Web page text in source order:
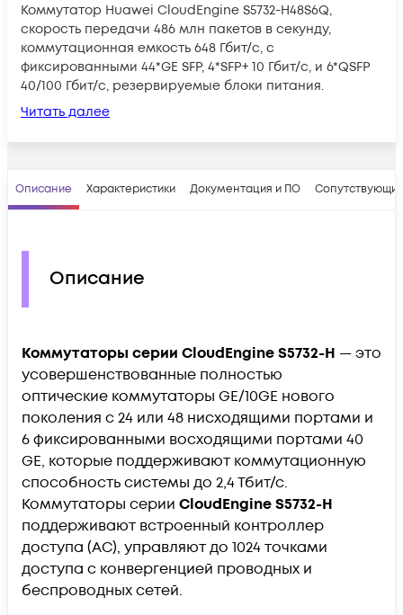
Коммутатор Huawei CloudEngine S5732-H48S6Q,
скорость передачи 486 млн пакетов в секунду,
коммутационная емкость 648 Гбит/с, с
фиксированными 44*GE SFP, 4*SFP+ 10 Гбит/с, и 6*QSFP
40/100 Гбит/с, резервируемые блоки питания.
Читать далее
Описание Характеристики Документация и ПО
Описание
Коммутаторы серии CloudEngine S5732-H — это
усовершенствованные полностью
оптические коммутаторы GE/10GE нового
поколения с 24 или 48 нисходящими портами и
6 фиксированными восходящими портами 40
GE, которые поддерживают коммутационную
способность системы до 2,4 Тбит/с.
Коммутаторы серии CloudEngine S5732-H
поддерживают встроенный контроллер
доступа (AC), управляют до 1024 точками
доступа с конвергенцией проводных и
беспроводных сетей.